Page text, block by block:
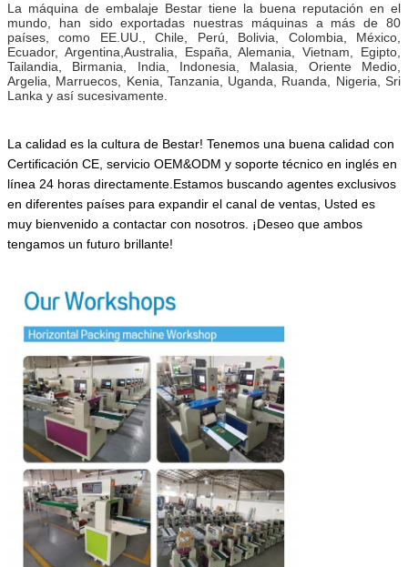
La máquina de embalaje Bestar tiene la buena reputación en el
mundo, han sido exportadas nuestras máquinas a más de 80
países, como EE.UU., Chile, Perú, Bolivia, Colombia, México,
Ecuador, Argentina,Australia, España, Alemania, Vietnam, Egipto,
Tailandia, Birmania, India, Indonesia, Malasia, Oriente Medio,
Argelia, Marruecos, Kenia, Tanzania, Uganda, Ruanda, Nigeria, Sri
Lanka y así sucesivamente.
La calidad es la cultura de Bestar! Tenemos una buena calidad con
Certificación CE, servicio OEM&ODM y soporte técnico en inglés en
línea 24 horas directamente.Estamos buscando agentes exclusivos
en diferentes países para expandir el canal de ventas, Usted es
muy bienvenido a contactar con nosotros. ¡Deseo que ambos
tengamos un futuro brillante!